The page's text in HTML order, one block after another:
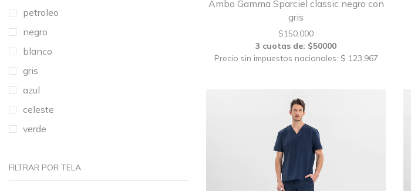
Ambo Gamma Sparciel classic negro con
gris
$150.000
3 cuotas de: $50000
Precio sin impuestos nacionales: $ 123.967
petroleo
negro
blanco
gris
azul
celeste
verde
FILTRAR POR TELA